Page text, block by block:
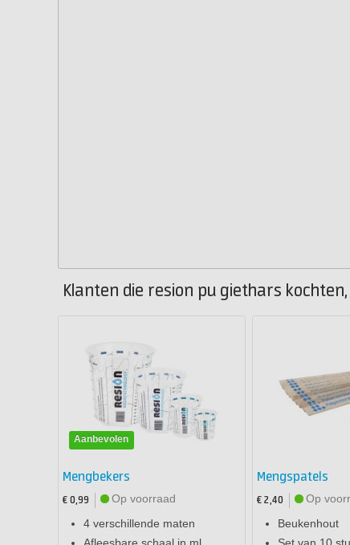
Klanten die resion pu giethars
Aanbevolen
Mengbekers
€ 0,99
Op voorraad
4 verschillende maten
Mengspatels
€ 2,40
Op
Beukenhout